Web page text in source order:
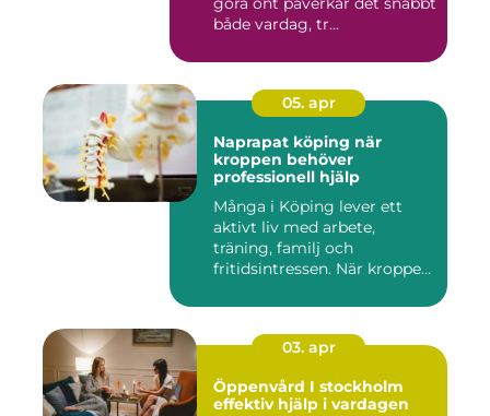
både vardag, tr...
05. apr
Naprapat köping när
kroppen behöver
professionell hjälp
Många i Köping lever ett
aktivt liv med arbete,
träning, familj och
fritidsintressen. När kroppen
03. apr
Öppenvård I stockholm
effektiv hjälp i vardagen